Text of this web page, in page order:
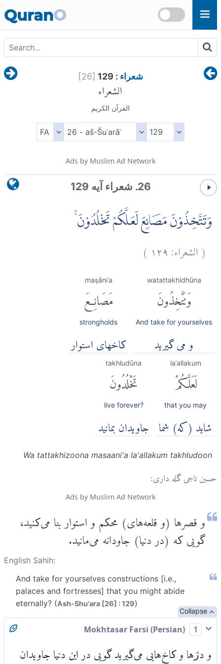
QuranO
[26] شعراء : 129
الشعراء
القرآن الكريم
Ads by Muslim Ad Network
26. شعراء آیه 129
وَتَتَّخِذُوْنَ مَصَانِعَ لَعَلَّكُمْ تَخْلُدُوْنَۚ
(الشعراء:١٢٩ )
watattakhidhūna
وَتَتَّخِذُونَ
And take for yourselves
و می گیرید
maṣāniʿa
مَصَانِعَ
strongholds
کاخهای استوار
laʿallakum
لَعَلَّكُمْ
that you may
شايد (كه) شما
takhludūna
تَخْلُدُونَ
live forever?
جاویدان بمانید
Wa tattakhizoona masaani'a la'allakum takhludoon
حسین تاجی گله داری:
Ads by Muslim Ad Network
و قصر‌ها (و قلعه‌های) محکم و استوار بنا می‌کنید،
گویی که (در دنیا) جاودانه می‌مانید.
English Sahih:
And take for yourselves constructions [i.e.,
palaces and fortresses] that you might abide
eternally? (Ash-Shu'ara [26] : 129)
Collapse
1
و دژها و کاخ‌هایی می‌گیرید گویی در این دنیا جاویدان